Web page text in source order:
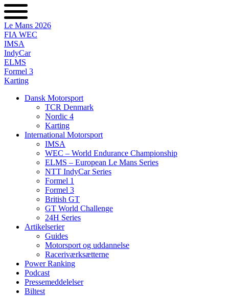
Videre
til
indhold
Le Mans 2026
FIA WEC
IMSA
IndyCar
ELMS
Formel 3
Karting
Dansk Motorsport
TCR Denmark
Nordic 4
Karting
International Motorsport
IMSA
WEC – World Endurance Championship
ELMS – European Le Mans Series
NTT IndyCar Series
Formel 1
Formel 3
British GT
GT World Challenge
24H Series
Artikelserier
Guides
Motorsport og uddannelse
Raceriværksætterne
Power Ranking
Podcast
Pressemeddelelser
Biltest